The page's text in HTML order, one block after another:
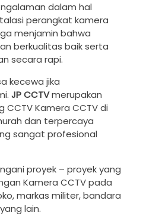
dalam hal
perangkat kamera
menjamin bahwa
berkualitas baik serta
secara rapi.
kecewa jika
JP CCTVmerupakan
CCTV Kamera CCTV di
dan terpercaya
sangat profesional
proyek – proyek yang
Kamera CCTV pada
markas militer, bandara
lain.